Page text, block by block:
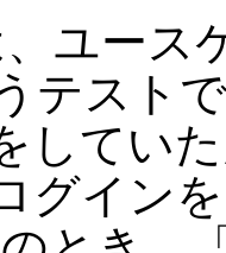
ユース
テスト
してい
グイン